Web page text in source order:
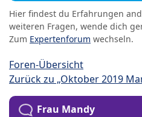
Hier findest du Erfahrungen
weiteren Fragen, wende dich
Zum Expertenforum wechseln.
Foren-Übersicht
Zurück zu „Oktober 2019
Frau Mandy